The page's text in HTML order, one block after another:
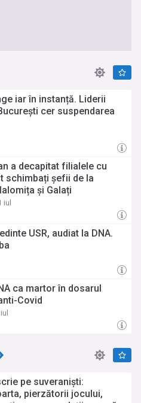
iar în instanță. Liderii
cer suspendarea
a decapitat filialele cu
schimbați șefii de la
și Galați
iul
USR, audiat la DNA.
ca martor în dosarul
Covid
pe suveraniști:
pierzătorii jocului,